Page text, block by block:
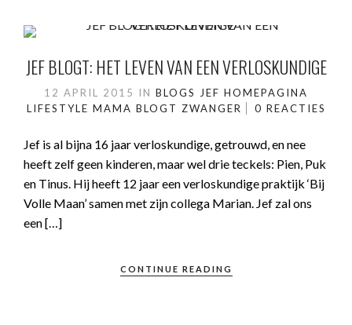
JEF BLOGT: HET LEVEN VAN EEN VERLOSKUNDIGE
12 APRIL 2015 IN BLOGS JEF HOMEPAGINA
LIFESTYLE MAMA BLOGT ZWANGER 0 REACTIES
Jef is al bijna 16 jaar verloskundige, getrouwd, en nee
heeft zelf geen kinderen, maar wel drie teckels: Pien, Puk
en Tinus. Hij heeft 12 jaar een verloskundige praktijk ‘Bij
Volle Maan’ samen met zijn collega Marian. Jef zal ons
een […]
CONTINUE READING